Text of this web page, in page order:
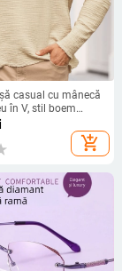
casual cu mânecă
în V, stil boem
anotimpuri,
add_shopping_cart